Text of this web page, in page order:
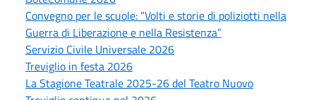
Convegno per le scuole: “Volti e storie di poliziotti nella
Guerra di Liberazione e nella Resistenza”
Servizio Civile Universale 2026
Treviglio in festa 2026
La Stagione Teatrale 2025-26 del Teatro Nuovo